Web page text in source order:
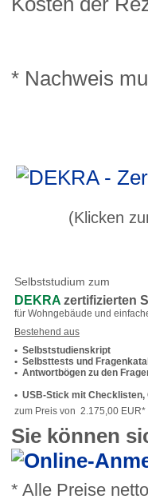
* Nachweis
(Klicken zum
Selbststudium zum
DEKRA zertifizierten
für Wohngebäude und
Bestehend aus
• Selbststudienskript
• Selbsttests und
• Antwortbögen zu den
• USB-Stick mit
zum Preis von 2.175,00 EUR*
Sie können
* Alle Preise